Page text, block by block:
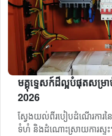
មគ្គុទ្ទេសក៍ដ៏ល្អបំផុតសម្រ
2026
ស្វែងយល់ពីរបៀបដំណើរការន
ទំហំ និងដំណោះស្រាយការស្ទះ។